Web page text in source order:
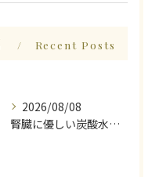
Recent Posts
2026/08/08
腎臓に優しい炭酸水とミネラルでデトックス法